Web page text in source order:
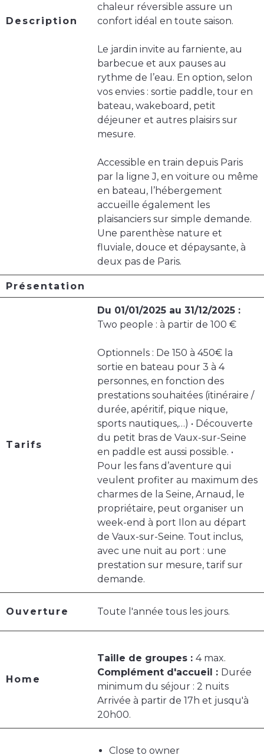
Description
chaleur réversible assure un
confort idéal en toute saison.
Le jardin invite au farniente, au
barbecue et aux pauses au
rythme de l’eau. En option, selon
vos envies : sortie paddle, tour en
bateau, wakeboard, petit
déjeuner et autres plaisirs sur
mesure.
Accessible en train depuis Paris
par la ligne J, en voiture ou même
en bateau, l’hébergement
accueille également les
plaisanciers sur simple demande.
Une parenthèse nature et
fluviale, douce et dépaysante, à
deux pas de Paris.
Présentation
Tarifs
Du 01/01/2025 au 31/12/2025 :
Two people : à partir de 100 €
Optionnels : De 150 à 450€ la
sortie en bateau pour 3 à 4
personnes, en fonction des
prestations souhaitées (itinéraire /
durée, apéritif, pique nique,
sports nautiques,…) • Découverte
du petit bras de Vaux-sur-Seine
en paddle est aussi possible. •
Pour les fans d’aventure qui
veulent profiter au maximum des
charmes de la Seine, Arnaud, le
propriétaire, peut organiser un
week-end à port Ilon au départ
de Vaux-sur-Seine. Tout inclus,
avec une nuit au port : une
prestation sur mesure, tarif sur
demande.
Ouverture Toute l'année tous les jours.
Home
Taille de groupes : 4 max.
Complément d'accueil : Durée
minimum du séjour : 2 nuits
Arrivée à partir de 17h et jusqu'à
20h00.
Close to owner